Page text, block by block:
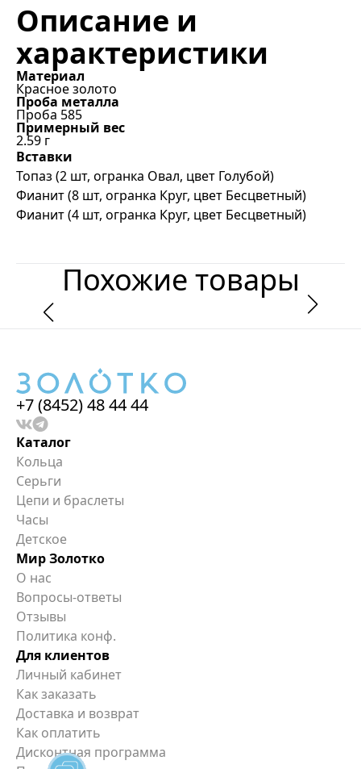
Описание и
характеристики
Материал
Красное золото
Проба металла
Проба 585
Примерный вес
2.59 г
Вставки
Топаз (2 шт, огранка Овал, цвет Голубой)
Фианит (8 шт, огранка Круг, цвет Бесцветный)
Фианит (4 шт, огранка Круг, цвет Бесцветный)
Похожие товары
+7 (8452) 48 44 44
Каталог
Кольца
Серьги
Цепи и браслеты
Часы
Детское
Мир Золотко
О нас
Вопросы-ответы
Отзывы
Политика конф.
Для клиентов
Личный кабинет
Как заказать
Доставка и возврат
Как оплатить
Дисконтная программа